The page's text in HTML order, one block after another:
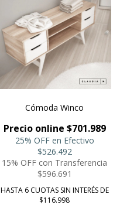
Cómoda Winco
Precio online $701.989
25% OFF en Efectivo
$526.492
15% OFF con Transferencia
$596.691
HASTA 6 CUOTAS SIN INTERÉS DE
$116.998